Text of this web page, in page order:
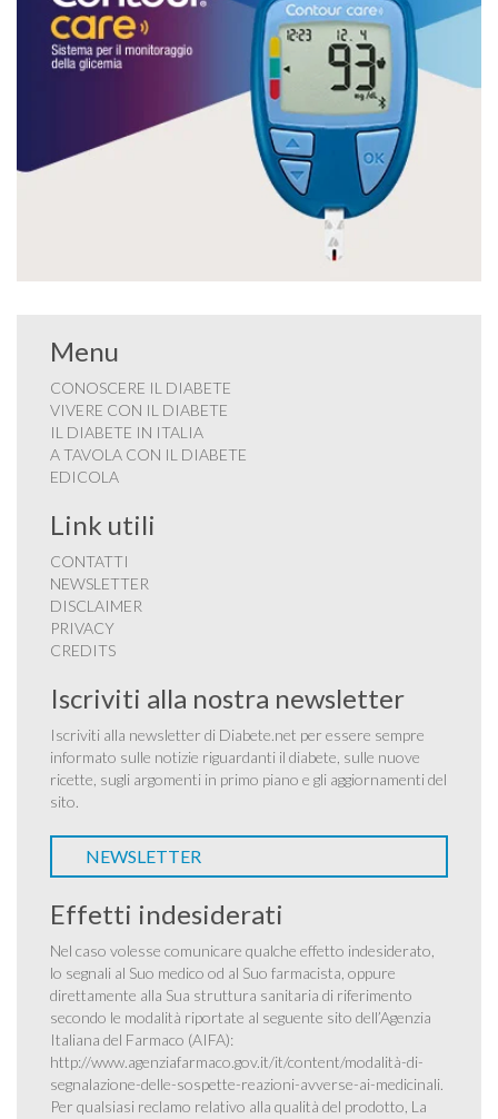
Menu
CONOSCERE IL DIABETE
VIVERE CON IL DIABETE
IL DIABETE IN ITALIA
A TAVOLA CON IL DIABETE
EDICOLA
Link utili
CONTATTI
NEWSLETTER
DISCLAIMER
PRIVACY
CREDITS
Iscriviti alla nostra newsletter
Iscriviti alla newsletter di Diabete.net per essere sempre
informato sulle notizie riguardanti il diabete, sulle nuove
ricette, sugli argomenti in primo piano e gli aggiornamenti del
sito.
NEWSLETTER
Effetti indesiderati
Nel caso volesse comunicare qualche effetto indesiderato,
lo segnali al Suo medico od al Suo farmacista, oppure
direttamente alla Sua struttura sanitaria di riferimento
secondo le modalità riportate al seguente sito dell’Agenzia
Italiana del Farmaco (AIFA):
http://www.agenziafarmaco.gov.it/it/content/modalità-di-
segnalazione-delle-sospette-reazioni-avverse-ai-medicinali.
Per qualsiasi reclamo relativo alla qualità del prodotto, La